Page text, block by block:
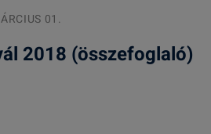
01.
2018 (összefoglaló)